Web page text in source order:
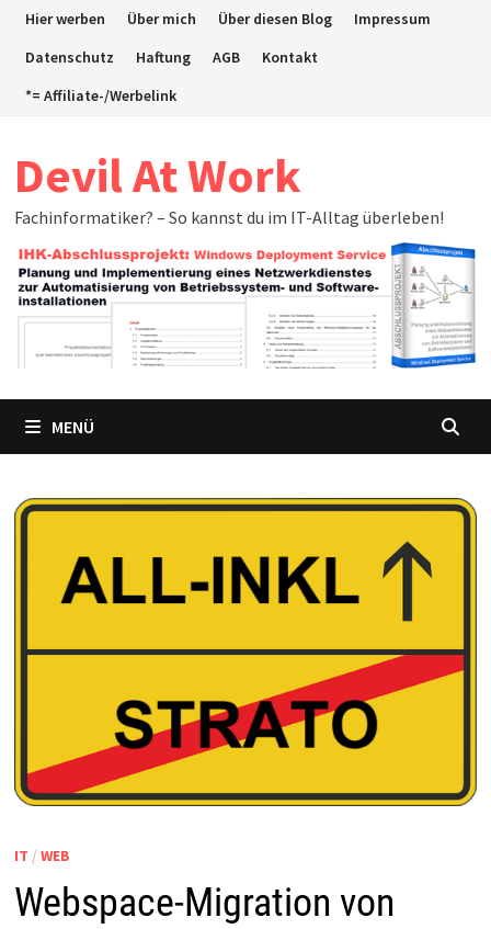
ZumHier werben Über mich Über diesen Blog
Impressum
Datenschutz
Haftung AGB
Kontakt
*= Affiliate-/Werbelink
Devil At Work
Fachinformatiker? – So kannst du im IT-Alltag überleben!
MENÜ
IT / WEB
Webspace-Migration von